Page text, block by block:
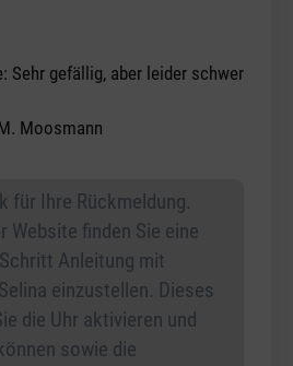
Sternen
Sehr gefällig, aber leider schwer
Moosmann
für Ihre Rückmeldung.
Website finden Sie eine
Anleitung mit
einzustellen. Dieses
die Uhr aktivieren und
sowie die